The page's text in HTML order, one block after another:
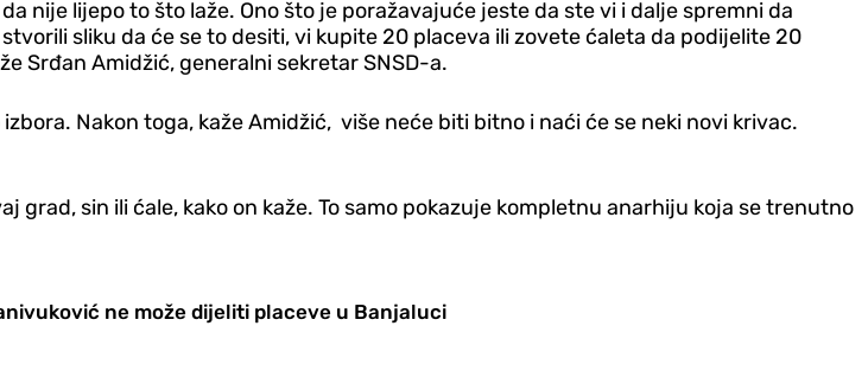
nije lijepo to što laže. Ono što je poražavajuće jeste da ste vi i dalje spremni da
sliku da će se to desiti, vi kupite 20 placeva ili zovete ćaleta da podijelite 20
Srđan Amidžić, generalni sekretar SNSD-a.
Nakon toga, kaže Amidžić, više neće biti bitno i naći će se neki novi krivac.
sin ili ćale, kako on kaže. To samo pokazuje kompletnu anarhiju koja se trenutno
ne može dijeliti placeve u Banjaluci